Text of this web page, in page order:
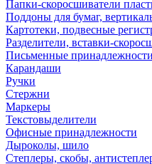
Папки-скоросшиватели
Поддоны для бумаг,
Картотеки, подвесные
Разделители, вставки-
Письменные принадлежности
Карандаши
Ручки
Стержни
Маркеры
Текстовыделители
Офисные принадлежности
Дыроколы, шило
Степлеры, скобы,